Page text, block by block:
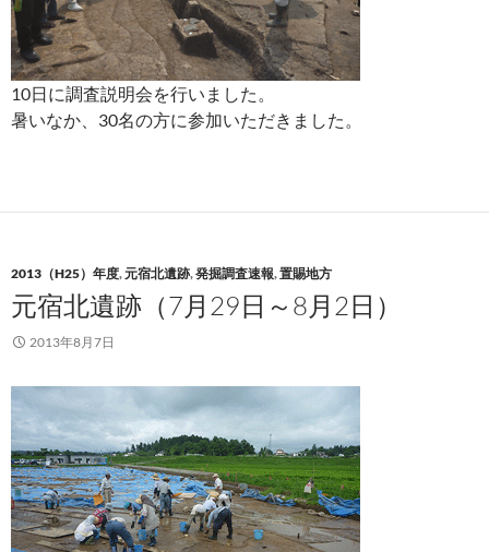
10日に調査説明会を行いました。
暑いなか、30名の方に参加いただきました。
2013（H25）年度,元宿北遺跡,発掘調査速報,置賜地方
元宿北遺跡（7月29日～8月2日）
2013年8月7日